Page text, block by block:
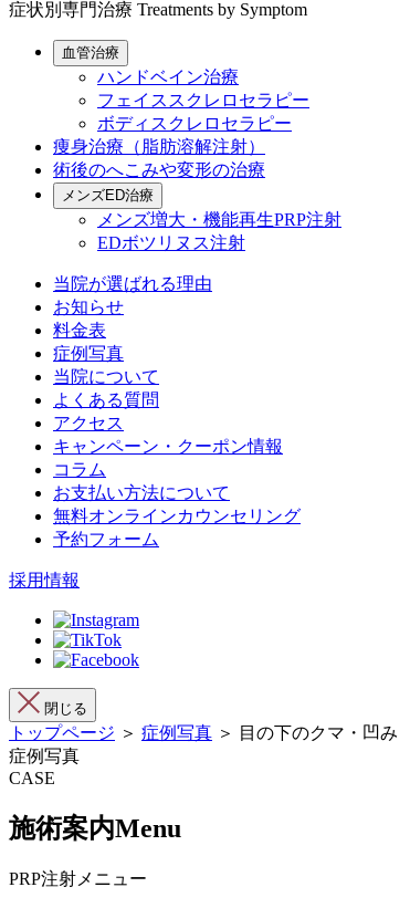
症状別専門治療 Treatments by Symptom
血管治療
ハンドベイン治療
フェイススクレロセラピー
ボディスクレロセラピー
痩身治療（脂肪溶解注射）
術後のへこみや変形の治療
メンズED治療
メンズ増大・機能再生PRP注射
EDボツリヌス注射
当院が選ばれる理由
お知らせ
料金表
症例写真
当院について
よくある質問
アクセス
キャンペーン・クーポン情報
コラム
お支払い方法について
無料オンラインカウンセリング
予約フォーム
採用情報
閉じる
トップページ ＞ 症例写真 ＞ 目の下のクマ・凹み
症例写真
CASE
施術案内Menu
PRP注射メニュー